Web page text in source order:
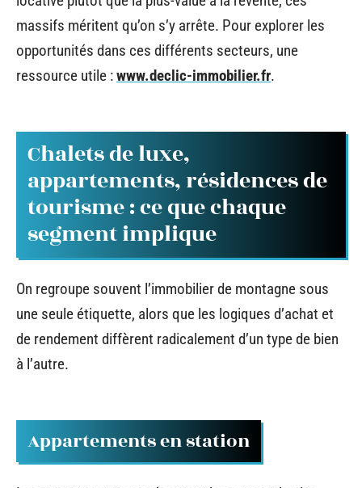
massifs méritent qu’on s’y arrête. Pour explorer les
opportunités dans ces différents secteurs, une
ressource utile :www.declic-immobilier.fr.
Chalets de luxe,
appartements, résidences de
tourisme : ce que chaque
segment implique
On regroupe souvent l’immobilier de montagne sous
une seule étiquette, alors que les logiques d’achat et
de rendement diffèrent radicalement d’un type de bien
à l’autre.
Appartements en station